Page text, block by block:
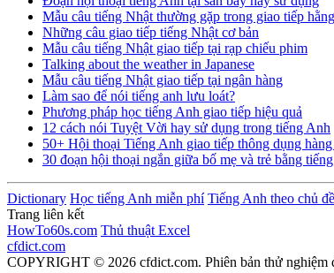
Mẫu câu tiếng Nhật thường gặp trong giao tiếp
Những câu giao tiếp tiếng Nhật cơ bản
Mẫu câu tiếng Nhật giao tiếp tại rạp chiếu phim
Talking about the weather in Japanese
Mẫu câu tiếng Nhật giao tiếp tại ngân hàng
Làm sao để nói tiếng anh lưu loát?
Phương pháp học tiếng Anh giao tiếp hiệu quả
12 cách nói Tuyệt Vời hay sử dụng trong tiếng Anh
50+ Hội thoại Tiếng Anh giao tiếp thông dụng
30 đoạn hội thoại ngắn giữa bố mẹ và trẻ bằng
Dictionary Học tiếng Anh miễn phí Tiếng Anh theo chủ đề
Trang liên kết
HowTo60s.com Thủ thuật Excel
cfdict.com
COPYRIGHT © 2026 cfdict.com. Phiên bản thử